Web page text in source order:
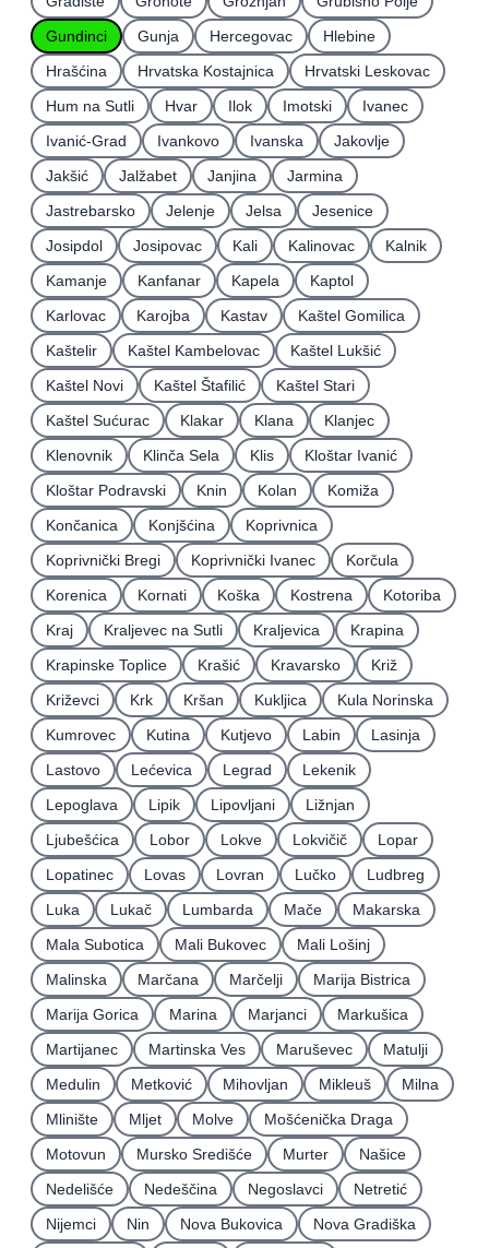
Gundinci
Gunja Hercegovac
Hlebine
Hrašćina
Hrvatska Kostajnica
Hrvatski Leskovac
Hum na Sutli
Hvar Ilok Imotski
Ivanec
Ivanić-Grad
Ivankovo Ivanska
Jakovlje
Jakšić
Jalžabet Janjina
Jarmina
Jastrebarsko
Jelenje Jelsa
Jesenice
Josipdol
Josipovac Kali Kalinovac
Kalnik
Kamanje
Kanfanar Kapela
Kaptol
Karlovac
Karojba Kastav
Kaštel Gomilica
Kaštelir
Kaštel Kambelovac
Kaštel Lukšić
Kaštel Novi
Kaštel Štafilić
Kaštel Stari
Kaštel Sućurac
Klakar Klana
Klanjec
Klenovnik
Klinča Sela Klis
Kloštar Ivanić
Kloštar Podravski
Knin Kolan
Komiža
Končanica
Konjšćina
Koprivnica
Koprivnički Bregi
Koprivnički Ivanec
Korčula
Korenica
Kornati Koška Kostrena
Kotoriba
Kraj
Kraljevec na Sutli Kraljevica
Krapina
Krapinske Toplice
Krašić Kravarsko
Križ
Križevci
Krk Kršan Kukljica
Kula Norinska
Kumrovec
Kutina Kutjevo Labin
Lasinja
Lastovo
Lećevica Legrad
Lekenik
Lepoglava
Lipik Lipovljani
Ližnjan
Ljubešćica
Lobor Lokve Lokvičič
Lopar
Lopatinec
Lovas Lovran Lučko
Ludbreg
Luka
Lukač Lumbarda Mače
Makarska
Mala Subotica
Mali Bukovec
Mali Lošinj
Malinska
Marčana Marčelji
Marija Bistrica
Marija Gorica
Marina Marjanci
Markušica
Martijanec
Martinska Ves Maruševec
Matulji
Medulin
Metković Mihovljan Mikleuš
Milna
Mlinište
Mljet Molve
Mošćenička Draga
Motovun
Mursko Središće Murter
Našice
Nedelišće
Nedeščina Negoslavci
Netretić
Nijemci
Nin Nova Bukovica
Nova Gradiška